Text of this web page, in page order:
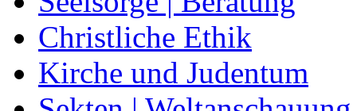
Christliche Ethik
Kirche und Judentum